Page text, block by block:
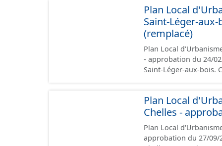
zonages), les
géographiques. Malgré l'attention portée à la création de ces données, il est
rappelé que seuls les
de vue juridique.
Plan Local
Saint-Léger-
(remplacé)
Plan Local
- approbation du 24/02/2020 Ce lot informe du droit à bâtir sur
Saint-Léger-aux-bois.
zonages), les
géographiques. Malgré l'attention portée à la création de ces données, il est
rappelé que seuls
de vue juridique.
Plan Local
Chelles -
Plan Local
approbation du 27/09/2024. Ce lot informe du droit à bâtir sur